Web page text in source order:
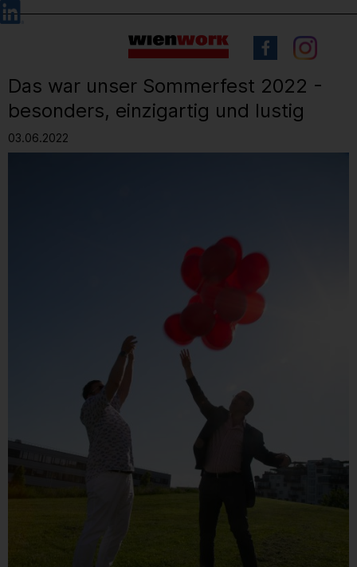
Barrierefreie
Bedienung
Sprachauswahl
Das war unser Sommerfest 2022 -
besonders, einzigartig und lustig
03.06.2022